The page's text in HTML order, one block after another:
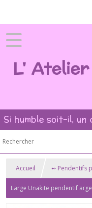
L'
Accueil ➻ Pendentifs
Large Unakite pendentif